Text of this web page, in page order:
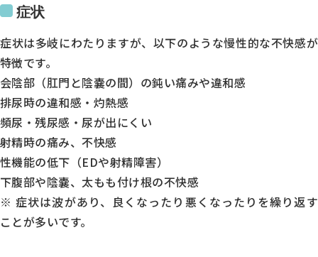
月
木
土
9:00～12:30
症状
症状は多岐にわたりますが、以下のような慢性的な不快感が
特徴です。
会陰部（肛門と陰嚢の間）の鈍い痛みや違和感
排尿時の違和感・灼熱感
頻尿・残尿感・尿が出にくい
射精時の痛み、不快感
性機能の低下（EDや射精障害）
下腹部や陰嚢、太もも付け根の不快感
※ 症状は波があり、良くなったり悪くなったりを繰り返す
ことが多いです。